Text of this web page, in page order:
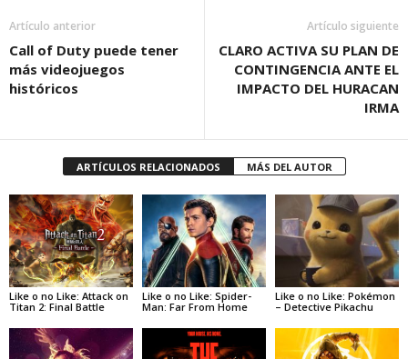
Artículo anterior
Call of Duty puede tener
más videojuegos
históricos
Artículo siguiente
CLARO ACTIVA SU PLAN DE
CONTINGENCIA ANTE EL
IMPACTO DEL HURACAN
IRMA
ARTÍCULOS RELACIONADOS MÁS DEL AUTOR
Like o no Like: Attack on
Titan 2: Final Battle
Like o no Like: Spider-
Man: Far From Home
Like o no Like: Pokémon
– Detective Pikachu